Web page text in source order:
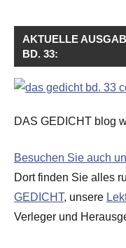
AKTUELLE
BD. 33:
DAS GEDICHT blog
Besuchen Sie auch
Dort finden Sie alles
GEDICHT, unsere
Verleger und